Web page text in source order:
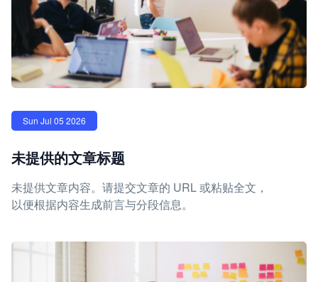
Sun Jul 05 2026
未提供的文章标题
未提供文章内容。请提交文章的 URL 或粘贴全文，
以便根据内容生成前言与分段信息。